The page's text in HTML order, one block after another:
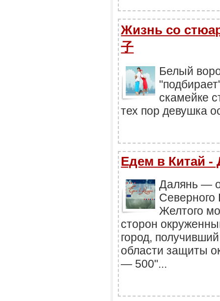
Жизнь со
子
Белый
скамейке
тех пор девушка
Едем в Китай -
Далянь —
Северного
Желтого
сторон
город,
области защиты
— 500"...